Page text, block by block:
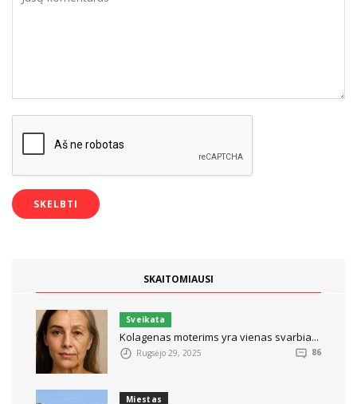
SKAITOMIAUSI
Sveikata
Kolagenas moterims yra vienas svarbia...
Rugsėjo 29, 2025 86
Miestas